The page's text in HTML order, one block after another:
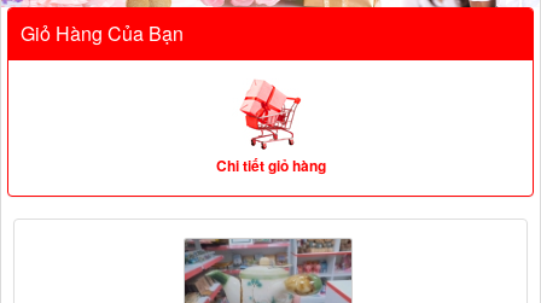
Giỏ Hàng Của Bạn
Chi tiết giỏ hàng